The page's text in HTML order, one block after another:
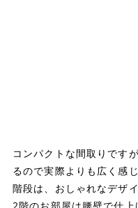
コンパクトな間取りです
るので実際よりも広く感
階段は、おしゃれなデザ